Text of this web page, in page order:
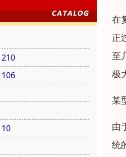
210
106
10
在
正
至
极
某
由
统